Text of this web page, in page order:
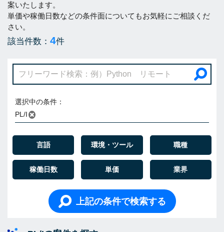
案いたします。
単価や稼働日数などの条件面についてもお気軽にご相談くだ
さい。
該当件数： 4件
選択中の条件：
PL/I
言語 環境・ツール 職種
稼働日数 単価 業界
上記の条件で検索する